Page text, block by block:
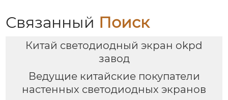
Связанный Поиск
Китай светодиодный экран okpd
завод
Ведущие китайские покупатели
настенных светодиодных экранов